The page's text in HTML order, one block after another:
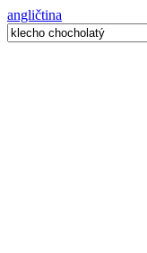
angličtina